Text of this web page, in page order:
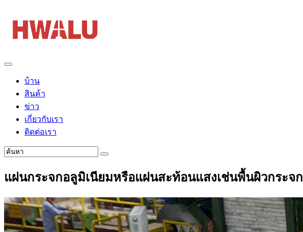
บ้าน
สินค้า
ข่าว
เกี่ยวกับเรา
ติดต่อเรา
แผ่นกระจกอลูมิเนียมหรือแผ่นสะท้อนแสงเช่นพื้นผิวกระจก